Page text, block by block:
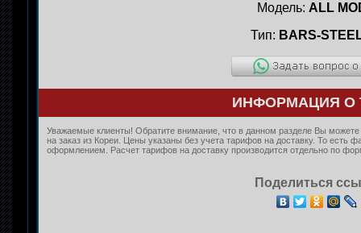
Модель: ALL
Тип: BARS-
ИНФОРМАЦИЯ О
Уважаемые клиенты! Обратите внимание, что в данном разделе Вы можете
на заказ из Кореи. Цены указаны без учета тарифов на доставку. То есть
оформлением. Расчет тарифов на доставку производится отдельно по
Поделиться